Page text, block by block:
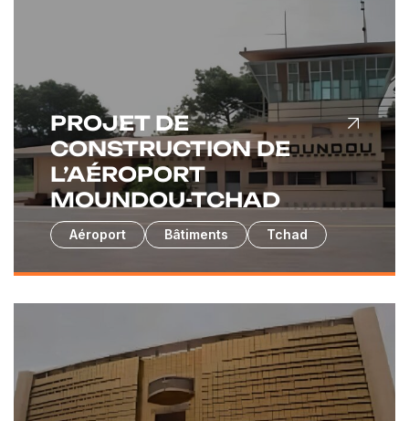
PROJET DE
CONSTRUCTION DE
L’AÉROPORT
MOUNDOU-TCHAD
Aéroport Bâtiments Tchad